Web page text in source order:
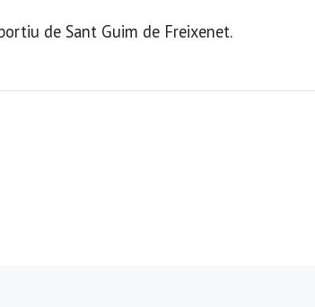
de Sant Guim de Freixenet.